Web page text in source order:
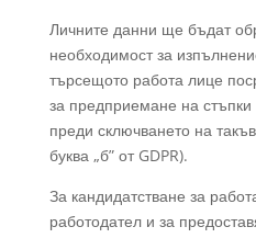
Личните данни ще бъдат
необходимост за
търсещото работа лице
за предприемане на
преди сключването на
буква „б” от GDPR).
За кандидатстване за
работодател и за